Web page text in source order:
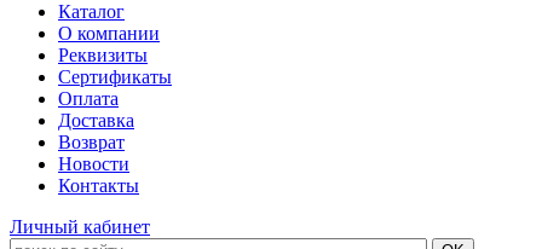
Каталог
О компании
Реквизиты
Сертификаты
Оплата
Доставка
Возврат
Новости
Контакты
Личный кабинет